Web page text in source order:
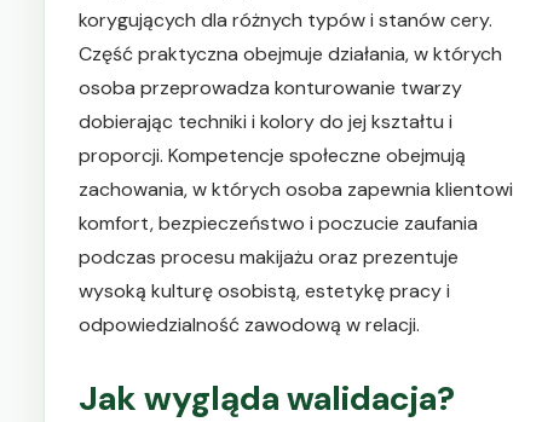
korygujących dla różnych typów i stanów cery.
Część praktyczna obejmuje działania, w których
osoba przeprowadza konturowanie twarzy
dobierając techniki i kolory do jej kształtu i
proporcji. Kompetencje społeczne obejmują
zachowania, w których osoba zapewnia klientowi
komfort, bezpieczeństwo i poczucie zaufania
podczas procesu makijażu oraz prezentuje
wysoką kulturę osobistą, estetykę pracy i
odpowiedzialność zawodową w relacji.
Jak wygląda walidacja?